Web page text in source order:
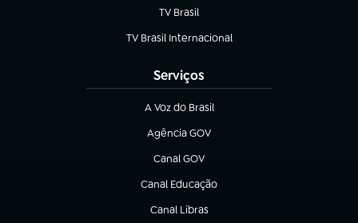
TV Brasil
(abre em nova aba)
TV Brasil Internacional
(abre em nova aba)
Serviços
A Voz do Brasil
(abre em nova aba)
Agência GOV
(abre em nova aba)
Canal GOV
(abre em nova aba)
Canal Educação
(abre em nova aba)
Canal Libras
(abre em nova aba)